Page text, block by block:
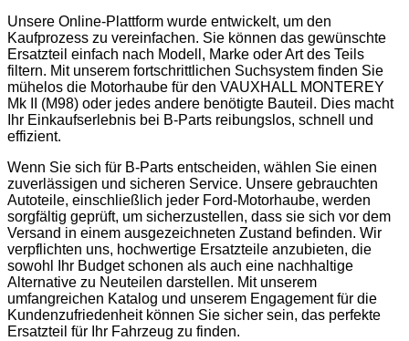
Unsere Online-Plattform wurde entwickelt, um den
Kaufprozess zu vereinfachen. Sie können das gewünschte
Ersatzteil einfach nach Modell, Marke oder Art des Teils
filtern. Mit unserem fortschrittlichen Suchsystem finden Sie
mühelos die Motorhaube für den VAUXHALL MONTEREY
Mk II (M98) oder jedes andere benötigte Bauteil. Dies macht
Ihr Einkaufserlebnis bei B-Parts reibungslos, schnell und
effizient.
Wenn Sie sich für B-Parts entscheiden, wählen Sie einen
zuverlässigen und sicheren Service. Unsere gebrauchten
Autoteile, einschließlich jeder Ford-Motorhaube, werden
sorgfältig geprüft, um sicherzustellen, dass sie sich vor dem
Versand in einem ausgezeichneten Zustand befinden. Wir
verpflichten uns, hochwertige Ersatzteile anzubieten, die
sowohl Ihr Budget schonen als auch eine nachhaltige
Alternative zu Neuteilen darstellen. Mit unserem
umfangreichen Katalog und unserem Engagement für die
Kundenzufriedenheit können Sie sicher sein, das perfekte
Ersatzteil für Ihr Fahrzeug zu finden.